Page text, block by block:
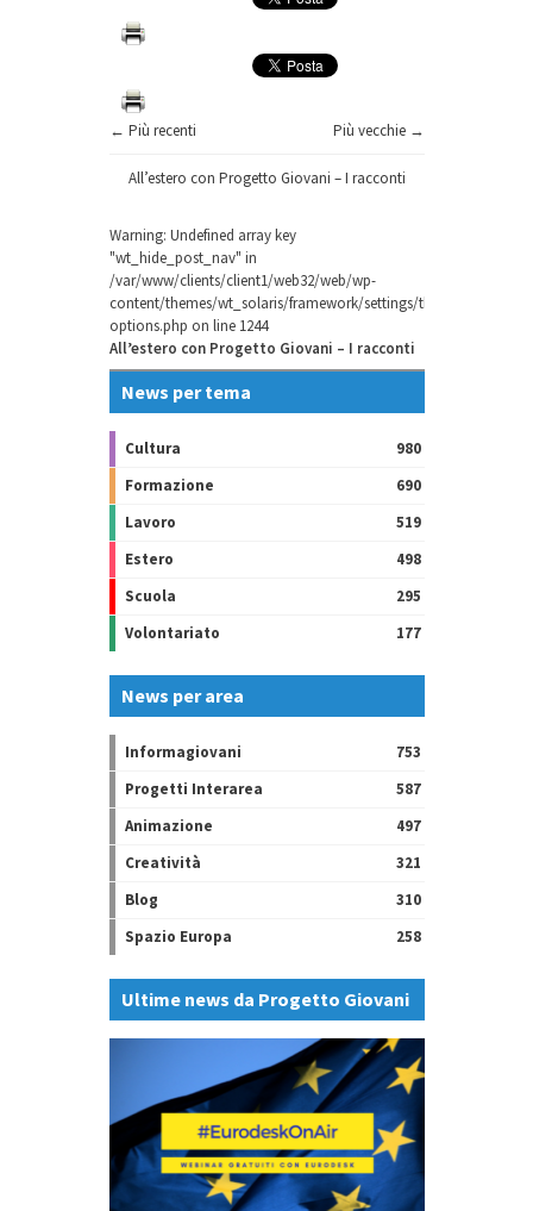
← Più recenti Più vecchie →
All’estero con Progetto Giovani – I racconti
Warning: Undefined array key
"wt_hide_post_nav" in
/var/www/clients/client1/web32/web/wp-
content/themes/wt_solaris/framework/settings/theme-
options.php on line 1244
All’estero con Progetto Giovani – I racconti
News per tema
Cultura
980
Formazione
690
Lavoro
519
Estero
498
Scuola
295
Volontariato
177
News per area
Informagiovani
753
Progetti Interarea
587
Animazione
497
Creatività
321
Blog
310
Spazio Europa
258
Ultime news da Progetto Giovani